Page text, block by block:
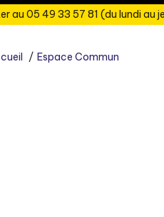
au 05 49 33 57 81 (du lundi au
Espace Commun